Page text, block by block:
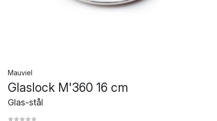
Mauviel
Glaslock M'360 16 cm
Glas-stål